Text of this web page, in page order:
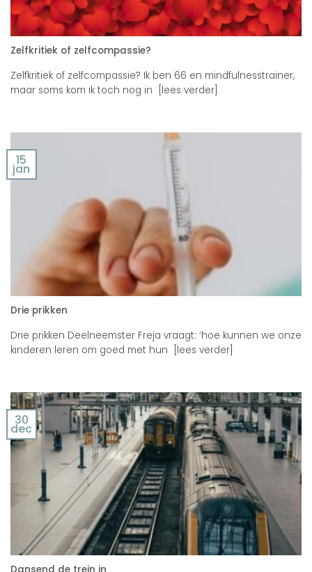
Zelfkritiek of zelfcompassie?
Zelfkritiek of zelfcompassie? Ik ben 66 en mindfulnesstrainer,
maar soms kom ik toch nog in [lees verder]
Drie prikken
Drie prikken Deelneemster Freja vraagt: ‘hoe kunnen we onze
kinderen leren om goed met hun [lees verder]
15
jan
30
dec